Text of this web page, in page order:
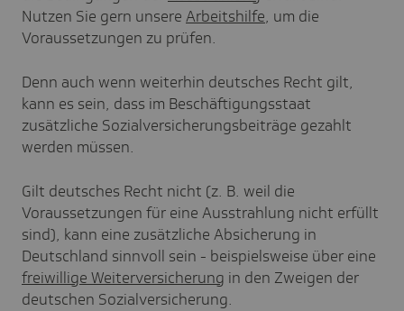
Nutzen Sie gern unsere Arbeitshilfe, um die
Voraussetzungen zu prüfen.
Denn auch wenn weiterhin deutsches Recht gilt,
kann es sein, dass im Beschäftigungsstaat
zusätzliche Sozialversicherungsbeiträge gezahlt
werden müssen.
Gilt deutsches Recht nicht (z. B. weil die
Voraussetzungen für eine Ausstrahlung nicht erfüllt
sind), kann eine zusätzliche Absicherung in
Deutschland sinnvoll sein - beispielsweise über eine
freiwillige Weiterversicherung in den Zweigen der
deutschen Sozialversicherung.